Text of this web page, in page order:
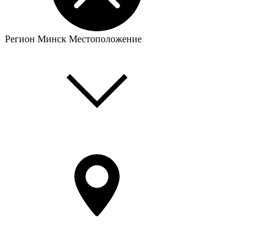
Регион Минск Местоположение